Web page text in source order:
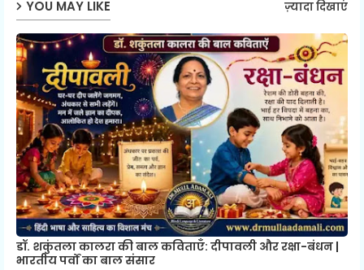
YOU MAY LIKE ज़्यादा दिखाएं
डॉ. शकुंतला कालरा की बाल कविताएँ: दीपावली और रक्षा-बंधन |
भारतीय पर्वों का बाल संसार